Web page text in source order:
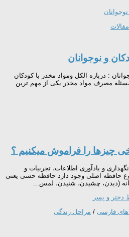
مقالات
و نوجوانان
: درباره الکل ومواد مخدر با کودکان
مصرف مواد مخدر یکی از مهم ترین
چیزها را فراموش میکنیم ؟
و یادآوری اطلاعات، تجربیات و
حافظه اصلی وجود دارد حافظه حسی یعنی
(دیدن، چشیدن، شنیدن، لمس...
های فارسی / مراحل زندگی